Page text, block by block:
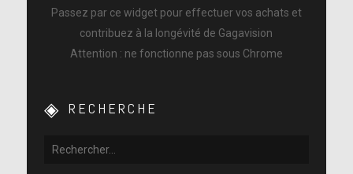
Passez par ce widget pour effectuer vos achats et
contribuez à la longévité de Gagavision
Attention : ne fonctionne pas sous Chrome
RECHERCHE